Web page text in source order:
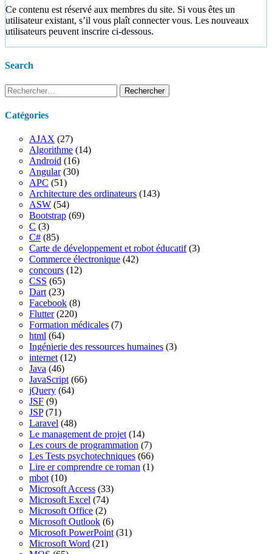
Ce contenu est réservé aux membres du site. Si vous êtes un
utilisateur existant, s’il vous plaît connecter vous. Les nouveaux
utilisateurs peuvent inscrire ci-dessous.
Search
Rechercher :
Catégories
AJAX (27)
Algorithme (14)
Android (16)
Angular(30)
APC (51)
Architecture des ordinateurs (143)
ASW (54)
Bootstrap (69)
C (3)
C# (85)
Carte de développement et robot éducatif(3)
Commerce électronique (42)
concours (12)
CSS (65)
Dart (23)
Facebook (8)
Flutter(220)
Formation médicales (7)
html (64)
Ingénierie des ressources humaines (3)
internet (12)
Java (46)
JavaScript (66)
jQuery (64)
JSF (9)
JSP(71)
Laravel (48)
Le management de projet (14)
Les cours de programmation (7)
Les Tests psychotechniques (66)
Lire er comprendre ce roman (1)
mbot (10)
Microsoft Access (33)
Microsoft Excel (74)
Microsoft Office (2)
Microsoft Outlook (6)
Microsoft PowerPoint (31)
Microsoft Word (21)